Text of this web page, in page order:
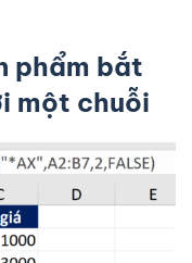
phẩm bắt
một chuỗi